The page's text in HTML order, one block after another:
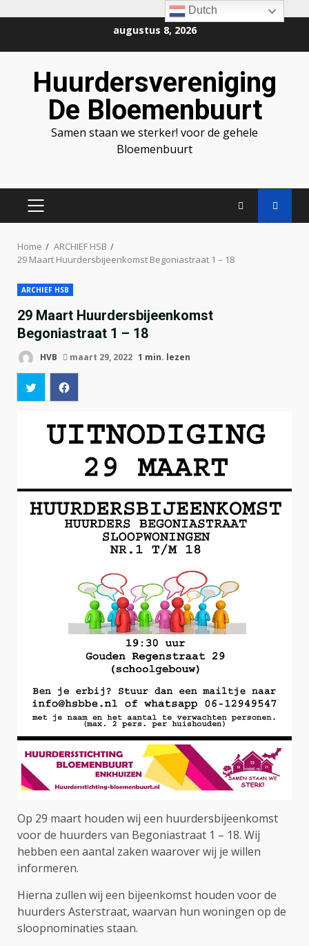
inhoud
augustus 8, 2026
Huurdersvereniging
De Bloemenbuurt
Samen staan we sterker! voor de gehele
Bloemenbuurt
PRIMAIR
Home
ARCHIEF HSB
29 Maart Huurdersbijeenkomst Begoniastraat 1 – 18
ARCHIEF HSB
29 Maart Huurdersbijeenkomst
Begoniastraat 1 – 18
HVB maart 29, 2022 1 min. lezen
Op 29 maart houden wij een huurdersbijeenkomst
voor de huurders van Begoniastraat 1 – 18. Wij
hebben een aantal zaken waarover wij je willen
informeren.
Hierna zullen wij een bijeenkomst houden voor de
huurders Asterstraat, waarvan hun woningen op de
sloopnominaties staan.
Dutch